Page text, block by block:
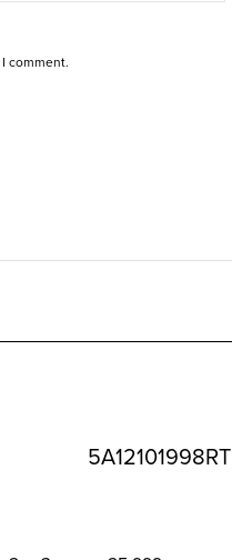
comment.
5A12101998RT